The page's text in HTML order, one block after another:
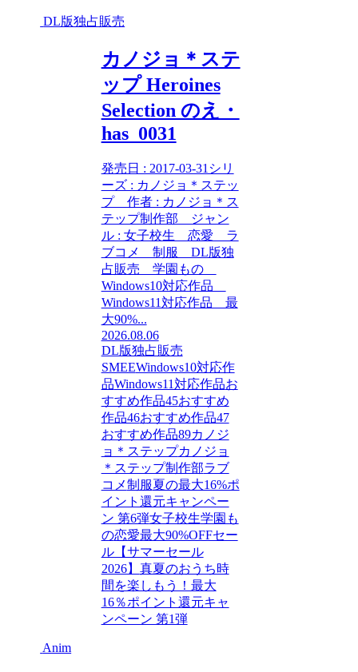
DL版独占販売
カノジョ＊ステ
ップ Heroines
Selection のえ・
has_0031
発売日 : 2017-03-31シリ
ーズ : カノジョ＊ステッ
プ 作者 : カノジョ＊ス
テップ制作部 ジャン
ル : 女子校生 恋愛 ラ
ブコメ 制服 DL版独
占販売 学園もの
Windows10対応作品
Windows11対応作品 最
大90%...
2026.08.06
DL版独占販売
SMEEWindows10対応作
品Windows11対応作品お
すすめ作品45おすすめ
作品46おすすめ作品47
おすすめ作品89カノジ
ョ＊ステップカノジョ
＊ステップ制作部ラブ
コメ制服夏の最大16%ポ
イント還元キャンペー
ン 第6弾女子校生学園も
の恋愛最大90%OFFセー
ル【サマーセール
2026】 真夏のおうち時
間を楽しもう！最大
16％ポイント還元キャ
ンペーン 第1弾
Anim